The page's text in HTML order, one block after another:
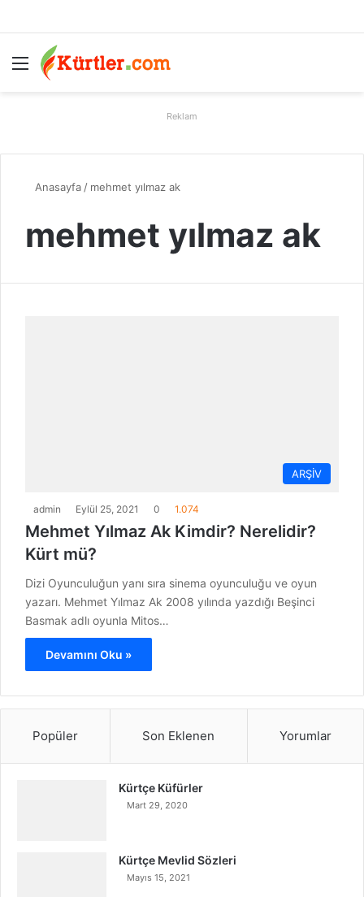
Menü
Reklam
Anasayfa / mehmet yılmaz ak
mehmet yılmaz ak
ARŞİV
admin Eylül 25, 2021 0 1.074
Mehmet Yılmaz Ak Kimdir? Nerelidir?
Kürt mü?
Dizi Oyunculuğun yanı sıra sinema oyunculuğu ve oyun
yazarı. Mehmet Yılmaz Ak 2008 yılında yazdığı Beşinci
Basmak adlı oyunla Mitos…
Devamını Oku »
Popüler Son Eklenen Yorumlar
Kürtçe Küfürler
Mart 29, 2020
Kürtçe Mevlid Sözleri
Mayıs 15, 2021